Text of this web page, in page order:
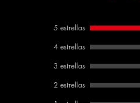
5 estrellas
4 estrellas
3 estrellas
2 estrellas